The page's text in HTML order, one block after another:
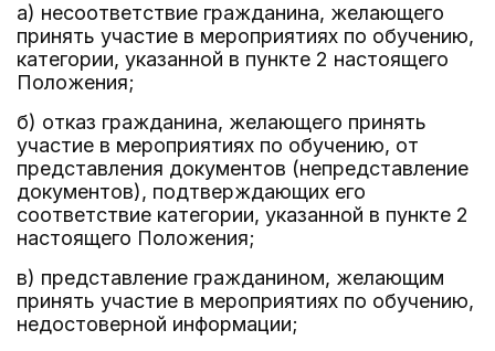
а) несоответствие гражданина, желающего
принять участие в мероприятиях по обучению,
категории, указанной в пункте 2 настоящего
Положения;
б) отказ гражданина, желающего принять
участие в мероприятиях по обучению, от
представления документов (непредставление
документов), подтверждающих его
соответствие категории, указанной в пункте 2
настоящего Положения;
в) представление гражданином, желающим
принять участие в мероприятиях по обучению,
недостоверной информации;